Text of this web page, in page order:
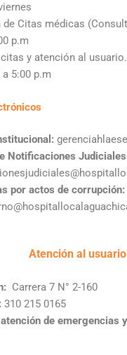
Citas médicas
p.m
y atención al
5:00 p.m
Notificaciones
por actos de corrupción:
Atención al usuario
Carrera 7 N° 2-160
310 215 0165
atención de emergencias